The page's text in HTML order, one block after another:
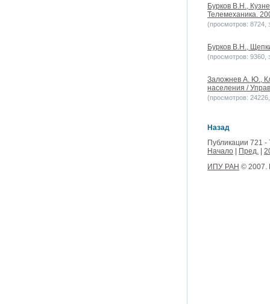
Бурков В.Н.,
Телемеханика.
(просмотров: 8724,
Бурков В.Н.,
(просмотров: 9360,
Заложнев А. Ю.,
населения /
(просмотров:
Назад
Публикации 721 -
Начало
Пред.
ИПУ РАН © 2007.